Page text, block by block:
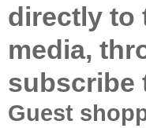
directly to
media,
subscribe
Guest